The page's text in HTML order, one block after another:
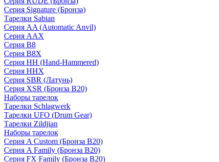
Серия Signature (Бронза)
Тарелки Sabian
Серия AA (Automatic Anvil)
Серия AAX
Серия B8
Серия B8X
Серия HH (Hand-Hammered)
Серия HHX
Серия SBR (Латунь)
Серия XSR (Бронза B20)
Наборы тарелок
Тарелки Schlagwerk
Тарелки UFO (Drum Gear)
Тарелки Zildjian
Наборы тарелок
Серия A Custom (Бронза B20)
Серия A Family (Бронза B20)
Серия FX Family (Бронза B20)